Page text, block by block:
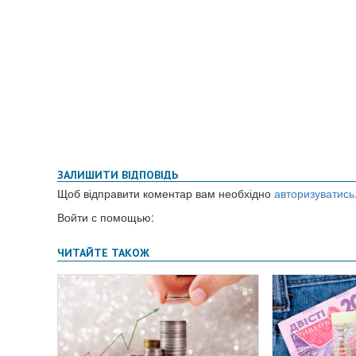
ЗАЛИШИТИ ВІДПОВІДЬ
Щоб відправити коментар вам необхідно авторизуватись
Войти с помощью: